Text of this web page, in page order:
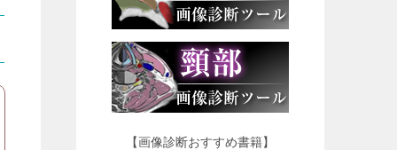
【画像診断おすすめ書籍】